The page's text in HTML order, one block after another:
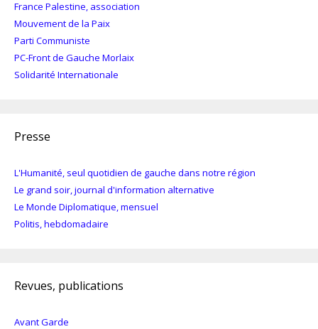
France Palestine, association
Mouvement de la Paix
Parti Communiste
PC-Front de Gauche Morlaix
Solidarité Internationale
Presse
L'Humanité, seul quotidien de gauche dans notre région
Le grand soir, journal d'information alternative
Le Monde Diplomatique, mensuel
Politis, hebdomadaire
Revues, publications
Avant Garde